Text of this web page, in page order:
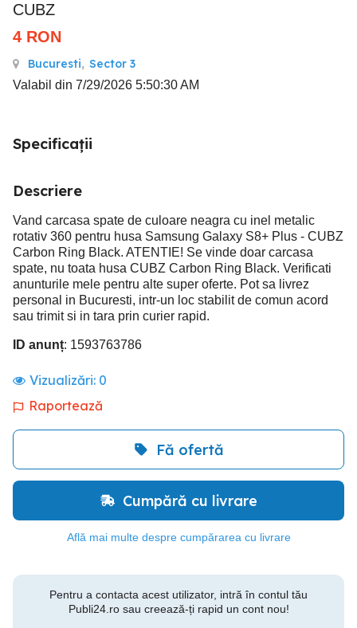
CUBZ
4 RON
Bucuresti, Sector 3
Valabil din 7/29/2026 5:50:30 AM
Specificații
Descriere
Vand carcasa spate de culoare neagra cu inel metalic
rotativ 360 pentru husa Samsung Galaxy S8+ Plus - CUBZ
Carbon Ring Black. ATENTIE! Se vinde doar carcasa
spate, nu toata husa CUBZ Carbon Ring Black. Verificati
anunturile mele pentru alte super oferte. Pot sa livrez
personal in Bucuresti, intr-un loc stabilit de comun acord
sau trimit si in tara prin curier rapid.
ID anunț: 1593763786
Vizualizări: 0
Raportează
Fă ofertă
Cumpără cu livrare
Află mai multe despre cumpărarea cu livrare
Pentru a contacta acest utilizator, intră în contul tău
Publi24.ro sau creează-ți rapid un cont nou!